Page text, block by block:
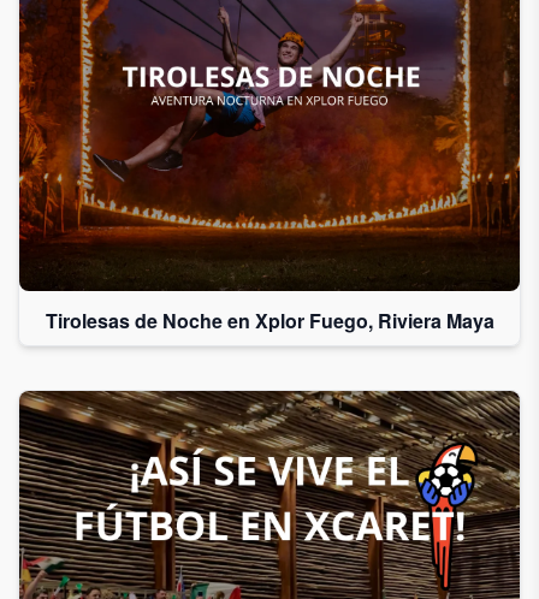
Tirolesas de Noche en Xplor Fuego, Riviera Maya